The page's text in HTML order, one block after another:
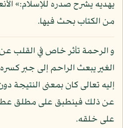
من الكتاب بحث فيها.
و الرحمة تأثر خاص في القلب
الغير يبعث الراحم إلى جبر
إليه تعالى كان بمعنى النتيجة
عن ذلك فينطبق على مطلق
على خلقه.